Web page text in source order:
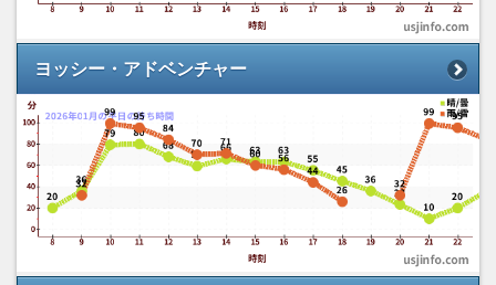
ヨッシー・アドベンチャー